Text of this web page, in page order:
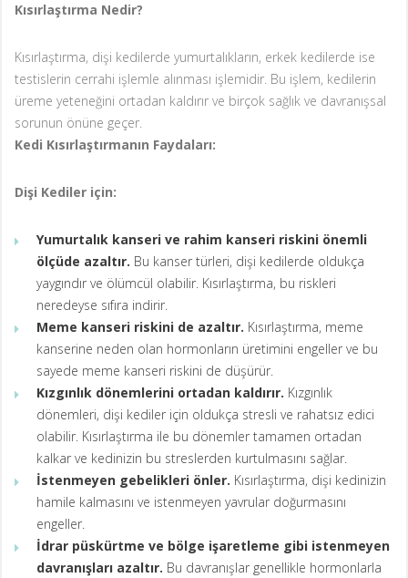
Kısırlaştırma Nedir?
Kısırlaştırma, dişi kedilerde yumurtalıkların, erkek kedilerde ise
testislerin cerrahi işlemle alınması işlemidir. Bu işlem, kedilerin
üreme yeteneğini ortadan kaldırır ve birçok sağlık ve davranışsal
sorunun önüne geçer.
Kedi Kısırlaştırmanın Faydaları:
Dişi Kediler için:
Yumurtalık kanseri ve rahim kanseri riskini önemli
ölçüde azaltır. Bu kanser türleri, dişi kedilerde oldukça
yaygındır ve ölümcül olabilir. Kısırlaştırma, bu riskleri
neredeyse sıfıra indirir.
Meme kanseri riskini de azaltır. Kısırlaştırma, meme
kanserine neden olan hormonların üretimini engeller ve bu
sayede meme kanseri riskini de düşürür.
Kızgınlık dönemlerini ortadan kaldırır. Kızgınlık
dönemleri, dişi kediler için oldukça stresli ve rahatsız edici
olabilir. Kısırlaştırma ile bu dönemler tamamen ortadan
kalkar ve kedinizin bu streslerden kurtulmasını sağlar.
İstenmeyen gebelikleri önler. Kısırlaştırma, dişi kedinizin
hamile kalmasını ve istenmeyen yavrular doğurmasını
engeller.
İdrar püskürtme ve bölge işaretleme gibi istenmeyen
davranışları azaltır. Bu davranışlar genellikle hormonlarla